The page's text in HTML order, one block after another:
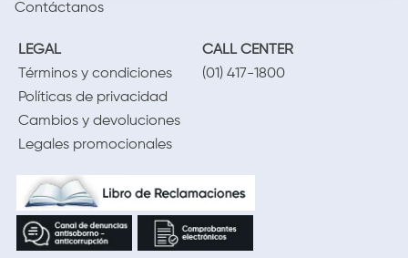
Contáctanos
LEGAL
Términos y condiciones
Políticas de privacidad
Cambios y devoluciones
Legales promocionales
CALL CENTER
(01) 417-1800